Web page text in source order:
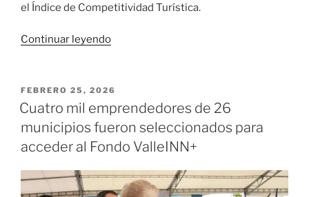
el Índice de Competitividad Turística.
Continuar leyendo«Valle
en
el
del
Índice
de
PUBLICADO
EL
FEBRERO 25, 2026
Cuatro mil emprendedores de 26
municipios fueron seleccionados para
acceder al Fondo ValleINN+